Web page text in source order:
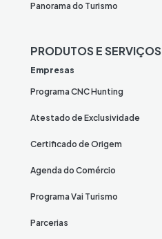
Panorama do Turismo
PRODUTOS E SERVIÇOS
Empresas
Programa CNC Hunting
Atestado de Exclusividade
Certificado de Origem
Agenda do Comércio
Programa Vai Turismo
Parcerias